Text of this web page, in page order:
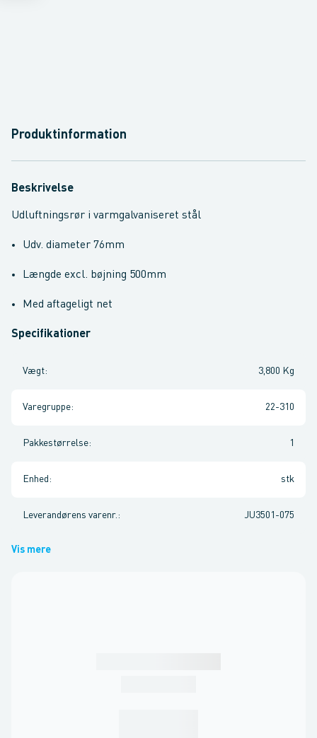
Produktinformation
Beskrivelse
Udluftningsrør i varmgalvaniseret stål
Udv. diameter 76mm
Længde excl. bøjning 500mm
Med aftageligt net
Specifikationer
Vægt: 3,800 Kg
Varegruppe: 22-310
Pakkestørrelse: 1
Enhed : stk
Leverandørens varenr. : JU3501-075
Vis mere